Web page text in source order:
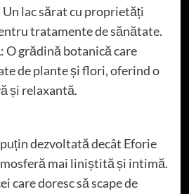
Un lac sărat cu proprietăți
tratamente de sănătate.
: O grădină botanică care
de plante și flori, oferind o
și relaxantă.
dezvoltată decât Eforie
mai liniștită și intimă.
care doresc să scape de